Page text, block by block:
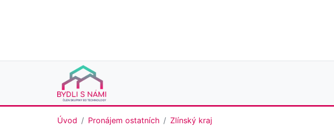
Úvod Pronájem ostatních Zlínský kraj